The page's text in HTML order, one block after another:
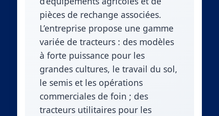
pièces de rechange associées.
L’entreprise propose une gamme
variée de tracteurs : des modèles
à forte puissance pour les
grandes cultures, le travail du sol,
le semis et les opérations
commerciales de foin ; des
tracteurs utilitaires pour les